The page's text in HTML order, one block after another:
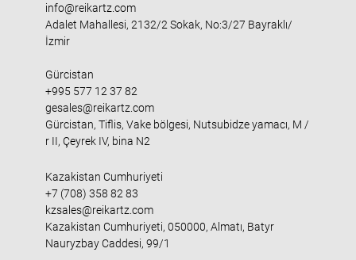
info@reikartz.com
Adalet Mahallesi, 2132/2 Sokak, No:3/27 Bayraklı/
İzmir
Gürcistan
+995 577 12 37 82
gesales@reikartz.com
Gürcistan, Tiflis, Vake bölgesi, Nutsubidze yamacı, M /
r II, Çeyrek IV, bina N2
Kazakistan Cumhuriyeti
+7 (708) 358 82 83
kzsales@reikartz.com
Kazakistan Cumhuriyeti, 050000, Almatı, Batyr
Nauryzbay Caddesi, 99/1